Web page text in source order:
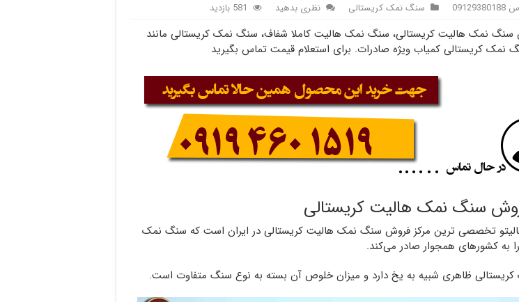
سنگ نمک کریستالی نظری بدهید 581 بازدید
سنگ نمک هالیت کریستالی، سنگ نمک هالیت کاملا شفاف، سنگ نمک کریستالی مانند
کریستالی کمیاب ویژه صادرات. برای استعلام قیمت تماس بگیرید
سنگ نمک هالیت کریستالی
تخصصی ترین مرکز فروش سنگ نمک هالیت کریستالی در ایران است که سنگ نمک
به کشورهای همجوار صادر می‌کند.
ظاهری شبیه به یخ دارد و میزان خلوص آن بسته به نوع سنگ متفاوت است.